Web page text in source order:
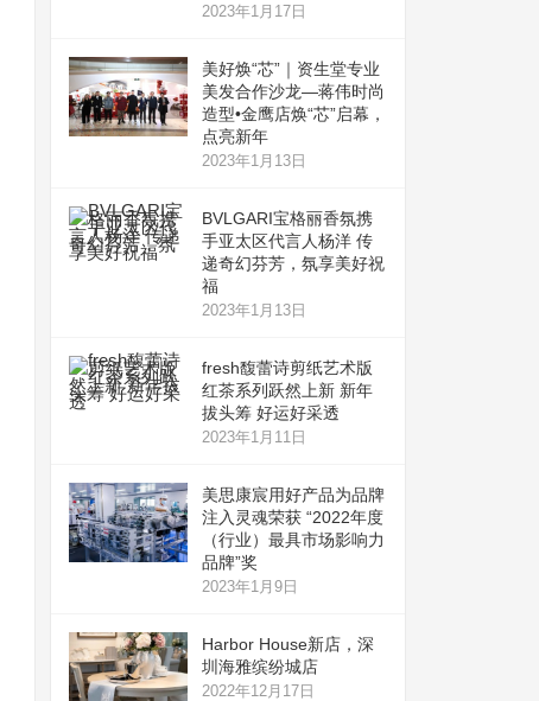
2023年1月17日
美好焕“芯”｜资生堂专业
美发合作沙龙—蒋伟时尚
造型•金鹰店焕“芯”启幕，
点亮新年
2023年1月13日
BVLGARI宝格丽香氛携
手亚太区代言人杨洋 传
递奇幻芬芳，氛享美好祝
福
2023年1月13日
fresh馥蕾诗剪纸艺术版
红茶系列跃然上新 新年
拔头筹 好运好采透
2023年1月11日
美思康宸用好产品为品牌
注入灵魂荣获 “2022年度
（行业）最具市场影响力
品牌”奖
2023年1月9日
Harbor House新店，深
圳海雅缤纷城店
2022年12月17日